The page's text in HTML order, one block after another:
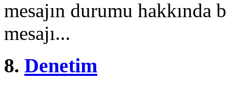
mesajın durumu
mesajı...
8. Denetim